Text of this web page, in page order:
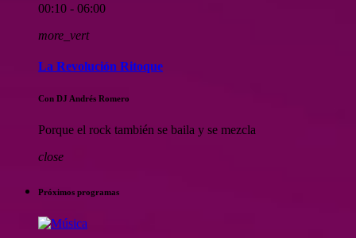
00:10 - 06:00
more_vert
La Revolución Ritoque
Con DJ Andrés Romero
Porque el rock también se baila y se mezcla
close
Próximos programas